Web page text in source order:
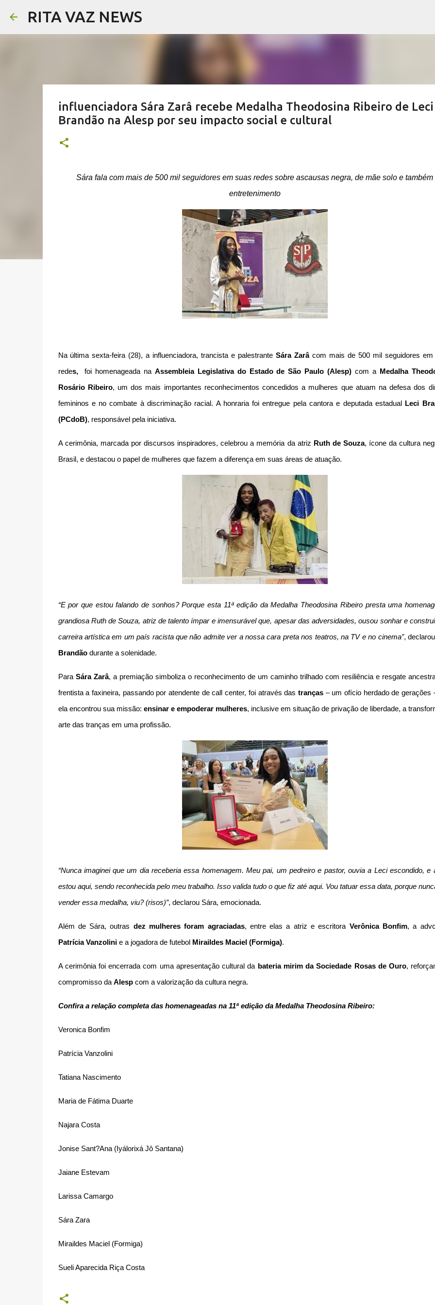
RITA VAZ NEWS
influenciadora Sára Zarâ recebe Medalha Theodosina Ribeiro de Leci
Brandão na Alesp por seu impacto social e cultural
Sára fala com mais de 500 mil seguidores em suas redes sobre ascausas negra, de mãe solo e também
entretenimento
Na última sexta-feira (28), a influenciadora, trancista e palestrante Sára Zarâ com mais de 500 mil seguidores em
redes, foi homenageada na Assembleia Legislativa do Estado de São Paulo (Alesp) com a Medalha
Rosário Ribeiro, um dos mais importantes reconhecimentos concedidos a mulheres que atuam na defesa dos
femininos e no combate à discriminação racial. A honraria foi entregue pela cantora e deputada estadual Leci
(PCdoB), responsável pela iniciativa.
A cerimônia, marcada por discursos inspiradores, celebrou a memória da atriz Ruth de Souza, ícone da cultura
Brasil, e destacou o papel de mulheres que fazem a diferença em suas áreas de atuação.
“E por que estou falando de sonhos? Porque esta 11ª edição da Medalha Theodosina Ribeiro presta uma
grandiosa Ruth de Souza, atriz de talento ímpar e imensurável que, apesar das adversidades, ousou sonhar e
carreira artística em um país racista que não admite ver a nossa cara preta nos teatros, na TV e no cinema”, declarou
Brandãodurante a solenidade.
Para Sára Zarâ, a premiação simboliza o reconhecimento de um caminho trilhado com resiliência e resgate
frentista a faxineira, passando por atendente de call center, foi através das tranças– um ofício herdado de gerações
ela encontrou sua missão: ensinar e empoderar mulheres, inclusive em situação de privação de liberdade, a
arte das tranças em uma profissão.
“Nunca imaginei que um dia receberia essa homenagem. Meu pai, um pedreiro e pastor, ouvia a Leci escondido, e
estou aqui, sendo reconhecida pelo meu trabalho. Isso valida tudo o que fiz até aqui. Vou tatuar essa data, porque
vender essa medalha, viu? (risos)”, declarou Sára, emocionada.
Além de Sára, outras dez mulheres foram agraciadas, entre elas a atriz e escritora Verônica Bonfim, a
Patrícia Vanzolinie a jogadora de futebol Miraildes Maciel (Formiga).
A cerimônia foi encerrada com uma apresentação cultural da bateria mirim da Sociedade Rosas de Ouro,
compromisso da Alespcom a valorização da cultura negra.
Confira a relação completa das homenageadas na 11ª edição da Medalha Theodosina Ribeiro:
Veronica Bonfim
Patrícia Vanzolini
Tatiana Nascimento
Maria de Fátima Duarte
Najara Costa
Jonise Sant?Ana (Iyálorixá Jô Santana)
Jaiane Estevam
Larissa Camargo
Sára Zara
Miraildes Maciel (Formiga)
Sueli Aparecida Riça Costa